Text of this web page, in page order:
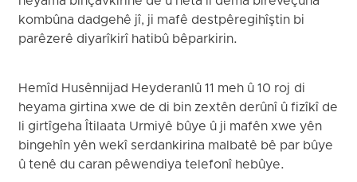
kombûna dadgehê jî, ji mafê destpêregihîştin bi
parêzerê diyarîkirî hatibû bêparkirin.
Hemîd Husênnijad Heyderanlû 11 meh û 10 roj di
heyama girtina xwe de di bin zextên derûnî û fizîkî de
li girtîgeha Îtilaata Urmiyê bûye û ji mafên xwe yên
bingehîn yên wekî serdankirina malbatê bê par bûye
û tenê du caran pêwendiya telefonî hebûye.